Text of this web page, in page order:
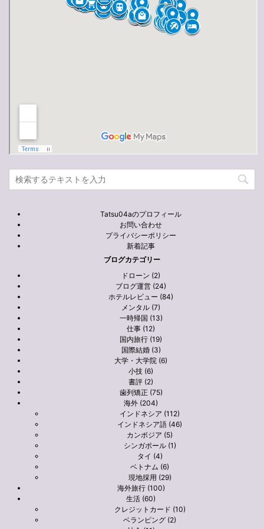
Tatsu04aのプロフィール
お問い合わせ
プライバシーポリシー
新着記事
ブログカテゴリー
ドローン (2)
ブログ運営 (24)
ホテルレビュー (84)
メンタル (7)
一時帰国 (13)
仕事 (12)
国内旅行 (19)
国際結婚 (3)
大学・大学院 (6)
小技 (6)
書評 (2)
歯列矯正 (75)
海外 (204)
インドネシア (112)
インドネシア語 (46)
カンボジア (5)
シンガポール (1)
タイ (4)
ベトナム (6)
現地採用 (29)
海外旅行 (100)
生活 (60)
クレジットカード (10)
ベランピング (2)